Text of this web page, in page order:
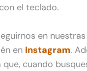
el teclado.
en
en Instagram.
que, cuando